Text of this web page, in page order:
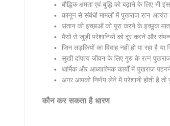
बौद्धिक क्षमता एवं बुद्धि को बढ़ाने के लिए भी
कानून से संबंधी मामलों में पुखराज रत्‍न अत्‍यंत
संतान की इच्‍छाओं को पूरा करने के इच्‍छुक
पैसों से जुड़ी परेशानियों को दूर करने और
जिन लड़कियों का विवाह नहीं हो पा रहा है
सुखी दांपत्‍य जीवन के लिए गुरु के रत्‍न
धार्मिक और आध्‍यात्मिक कार्यों में पुखराज
अगर आपको निर्णय लेने में परेशानी होती है
कौन कर सकता है धारण